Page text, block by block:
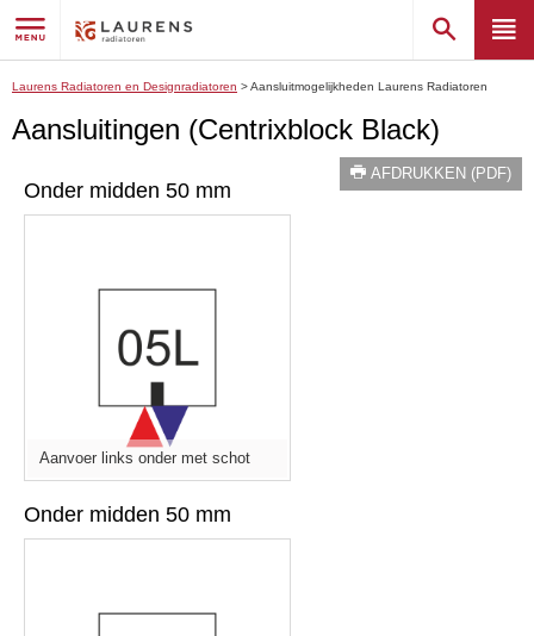
Laurens Radiatoren en Designradiatoren >Aansluitmogelijkheden Laurens Radiatoren
Aansluitingen (Centrixblock Black)
AFDRUKKEN (PDF)
Onder midden 50 mm
Aanvoer links onder met schot
Onder midden 50 mm